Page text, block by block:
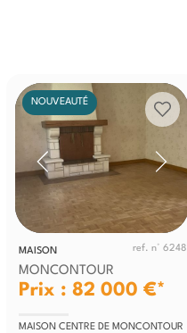
NOUVEAUTÉ
MAISON ref. n° 6248
MONCONTOUR
Prix : 82 000 €*
MAISON CENTRE DE MONCONTOUR